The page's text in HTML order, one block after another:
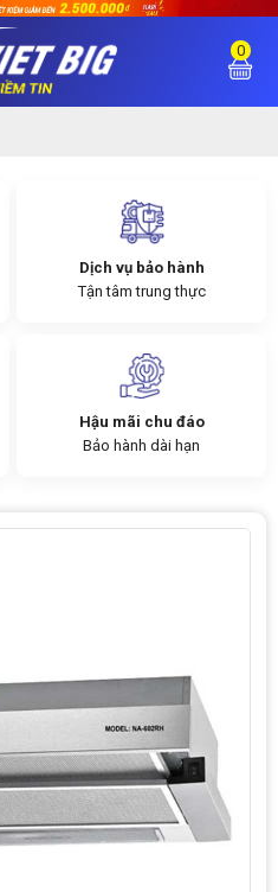
0
Dịch vụ bảo hành
Tận tâm trung thực
Hậu mãi chu đáo
Bảo hành dài hạn